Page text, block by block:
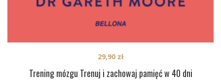
Trening mózgu Trenuj i zachowaj pamięć w 40 dni
29,90 zł